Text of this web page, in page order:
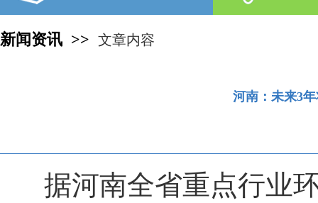
新闻资讯 >> 文章内容
河南：未来3
据河南全省重点行业